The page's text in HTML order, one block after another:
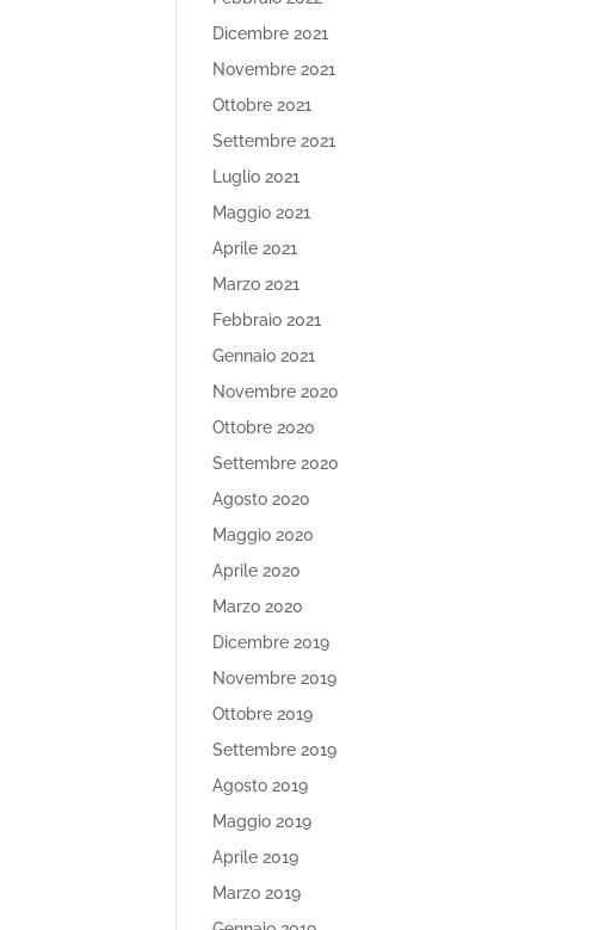
Dicembre 2021
Novembre 2021
Ottobre 2021
Settembre 2021
Luglio 2021
Maggio 2021
Aprile 2021
Marzo 2021
Febbraio 2021
Gennaio 2021
Novembre 2020
Ottobre 2020
Settembre 2020
Agosto 2020
Maggio 2020
Aprile 2020
Marzo 2020
Dicembre 2019
Novembre 2019
Ottobre 2019
Settembre 2019
Agosto 2019
Maggio 2019
Aprile 2019
Marzo 2019